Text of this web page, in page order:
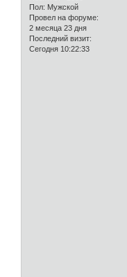
Пол: Мужской
Провел на форуме:
2 месяца 23 дня
Последний визит:
Сегодня 10:22:33